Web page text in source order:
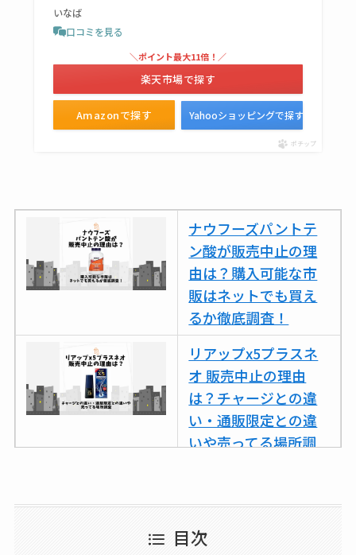
復刻はある？ウルト
ラカパーは品切れ？
売ってる場所調査
キーピング販売終了
も調査
クランベリージュー
スはコンビニで売っ
てる？薬局やイオン
は？おすすめや効果
も調査
いなば
口コミを見る
Amazonで探す
＼ポイント最大11倍！／
楽天市場で探す
Yahooショッピングで探す
ポチップ
ナウフーズパントテ
ン酸が販売中止の理
由は？購入可能な市
販はネットでも買え
るか徹底調査！
リアップx5プラスネ
オ 販売中止の理由
は？チャージとの違
い・通販限定との違
いや売ってる場所調
ココネシャンプー詰
てる？ドンキ・ロフ
目次